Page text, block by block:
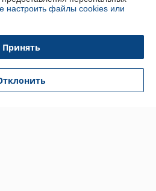
Deal.by
настроить файлы cookies или
Принять